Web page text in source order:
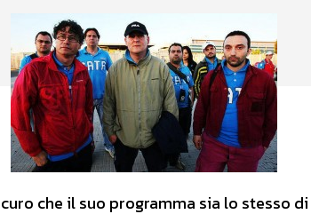
che il suo programma sia lo stesso